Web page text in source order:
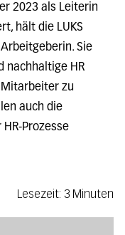
2023 als Leiterin
hält die LUKS
Sie
nachhaltige HR
zu
auch die
Prozesse
Lesezeit: 3 Minuten